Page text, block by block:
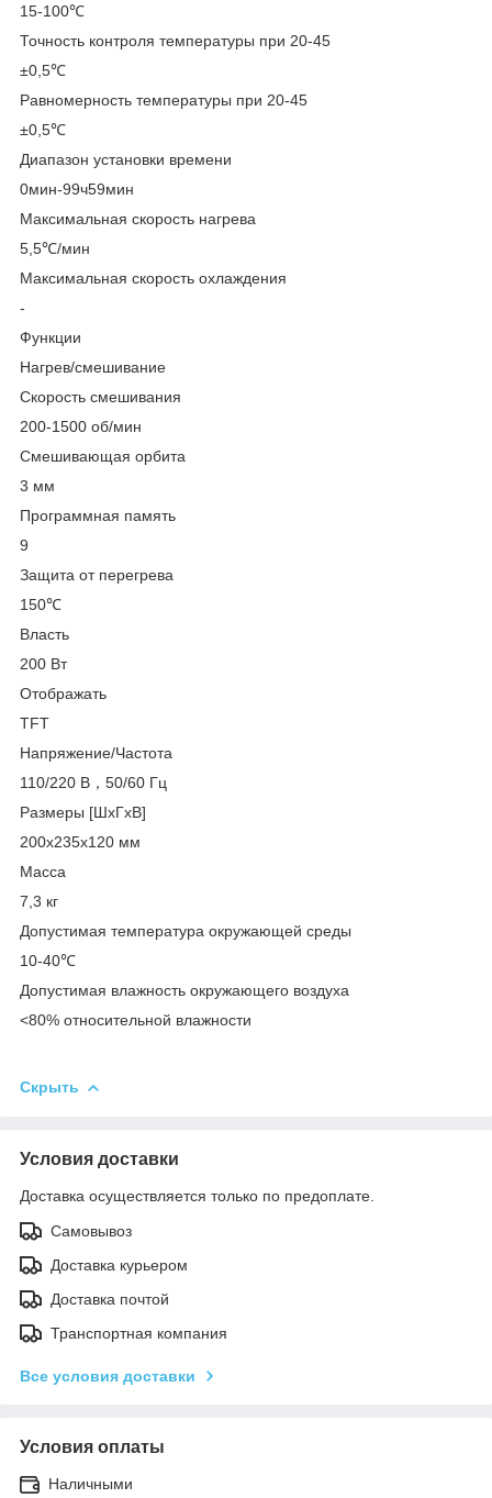
15-100℃
Точность контроля температуры при 20-45
±0,5℃
Равномерность температуры при 20-45
±0,5℃
Диапазон установки времени
0мин-99ч59мин
Максимальная скорость нагрева
5,5℃/мин
Максимальная скорость охлаждения
-
Функции
Нагрев/смешивание
Скорость смешивания
200-1500 об/мин
Смешивающая орбита
3 мм
Программная память
9
Защита от перегрева
150℃
Власть
200 Вт
Отображать
TFT
Напряжение/Частота
110/220 В，50/60 Гц
Размеры [ШxГxВ]
200x235x120 мм
Масса
7,3 кг
Допустимая температура окружающей среды
10-40℃
Допустимая влажность окружающего воздуха
<80% относительной влажности
Скрыть
Условия доставки
Доставка осуществляется только по предоплате.
Самовывоз
Доставка курьером
Доставка почтой
Транспортная компания
Все условия доставки
Условия оплаты
Наличными